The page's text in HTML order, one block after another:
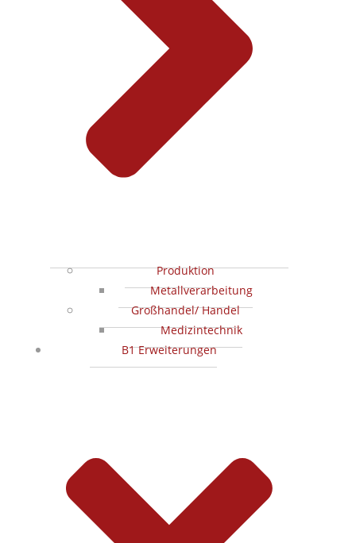
Produktion
Metallverarbeitung
Großhandel/ Handel
Medizintechnik
B1 Erweiterungen